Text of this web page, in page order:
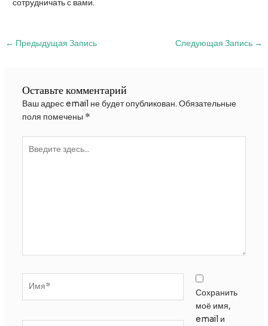
сотрудничать с вами.
Навигация
← Предыдущая Запись Следующая Запись →
Оставьте комментарий
Ваш адрес email не будет опубликован. Обязательные
поля помечены *
здесь...
Сохранить
моё имя,
email и